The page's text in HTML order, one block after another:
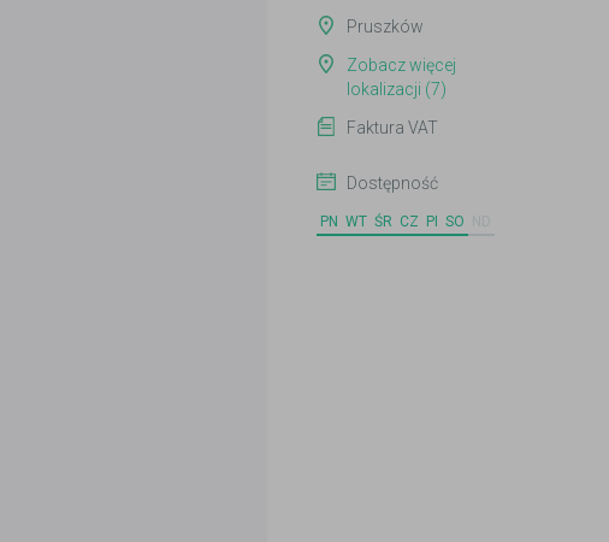
Pruszków
Zobacz więcej
lokalizacji (7)
Faktura VAT
Dostępność
PN WT ŚR CZ PI SO